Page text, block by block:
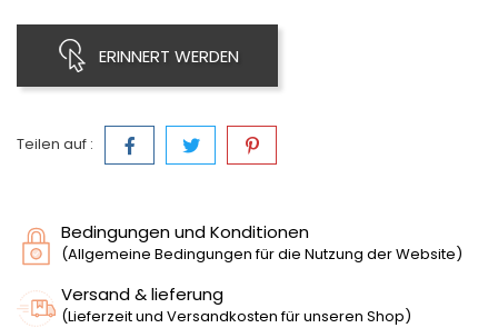
ERINNERT WERDEN
Teilen auf :
Bedingungen und Konditionen
(Allgemeine Bedingungen für die Nutzung der Website)
Versand & lieferung
(Lieferzeit und Versandkosten für unseren Shop)